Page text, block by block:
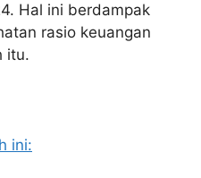
Hal ini berdampak
rasio keuangan
itu.
ini: